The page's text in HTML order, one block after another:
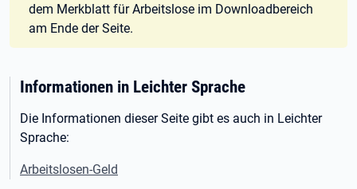
dem Merkblatt für Arbeitslose im Downloadbereich
am Ende der Seite.
Informationen in Leichter Sprache
Die Informationen dieser Seite gibt es auch in Leichter
Sprache:
Arbeitslosen-Geld